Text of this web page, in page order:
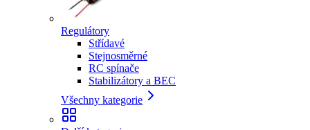
Regulátory
Střídavé
Stejnosměrné
RC spínače
Stabilizátory a BEC
Všechny kategorie